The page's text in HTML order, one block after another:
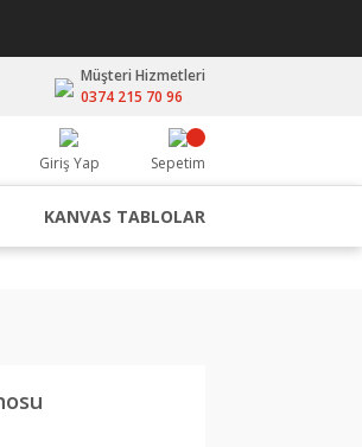
Müşteri Hizmetleri
0374 215 70 96
Giriş Yap Sepetim
KANVAS TABLOLAR